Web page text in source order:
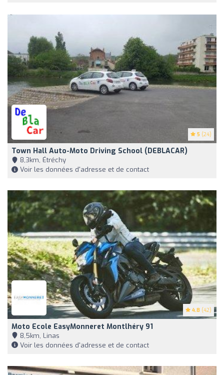
5 (24)
Town Hall Auto-Moto Driving School (DEBLACAR)
8,3km, Étréchy
Voir les données d'adresse et de contact
4.8 (42)
Moto Ecole EasyMonneret Montlhéry 91
8,5km, Linas
Voir les données d'adresse et de contact